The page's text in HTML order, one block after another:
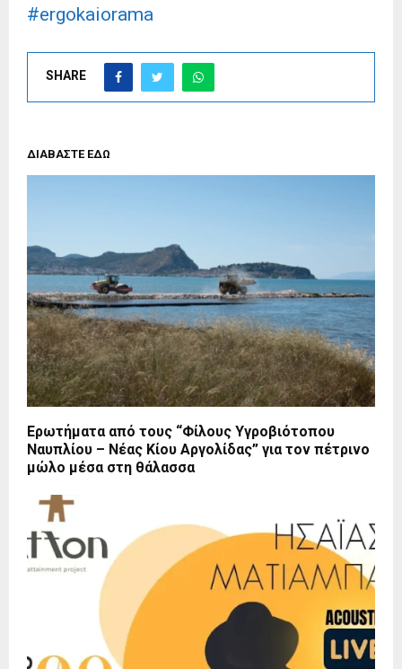
#ergokaiorama
SHARE
ΔΙΑΒΑΣΤΕ ΕΔΩ
Ερωτήματα από τους “Φίλους Υγροβιότοπου
Ναυπλίου – Νέας Κίου Αργολίδας” για τον πέτρινο
μώλο μέσα στη θάλασσα